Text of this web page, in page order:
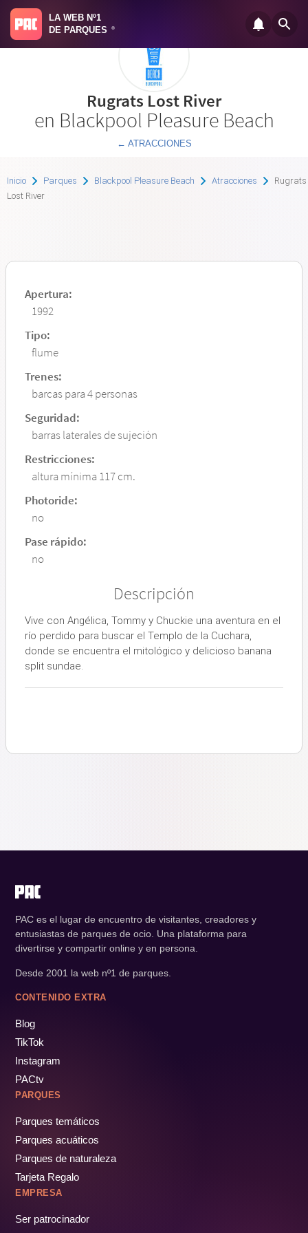
LA WEB Nº1
DE PARQUES
®
Rugrats Lost River
en Blackpool Pleasure Beach
← ATRACCIONES
Inicio Parques Blackpool Pleasure Beach Atracciones
Rugrats
Lost River
Apertura:
1992
Tipo:
flume
Trenes:
barcas para 4 personas
Seguridad:
barras laterales de sujeción
Restricciones:
altura mínima 117 cm.
Photoride:
no
Pase rápido:
no
Descripción
Vive con Angélica, Tommy y Chuckie una aventura en el
río perdido para buscar el Templo de la Cuchara,
donde se encuentra el mitológico y delicioso banana
split sundae.
PAC es el lugar de encuentro de visitantes, creadores y
entusiastas de parques de ocio. Una plataforma para
divertirse y compartir online y en persona.
Desde 2001 la web nº1 de parques.
CONTENIDO EXTRA
Blog
TikTok
Instagram
PACtv
PARQUES
Parques temáticos
Parques acuáticos
Parques de naturaleza
Tarjeta Regalo
EMPRESA
Ser patrocinador